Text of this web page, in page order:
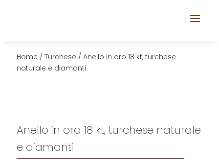
Home / Turchese / Anello in oro 18 kt, turchese
naturale e diamanti
Anello in oro 18 kt, turchese naturale
e diamanti